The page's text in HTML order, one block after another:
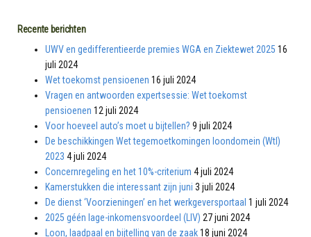
Recente berichten
UWV en gedifferentieerde premies WGA en Ziektewet 2025 16
juli 2024
Wet toekomst pensioenen 16 juli 2024
Vragen en antwoorden expertsessie: Wet toekomst
pensioenen 12 juli 2024
Voor hoeveel auto’s moet u bijtellen? 9 juli 2024
De beschikkingen Wet tegemoetkomingen loondomein (Wtl)
2023 4 juli 2024
Concernregeling en het 10%-criterium 4 juli 2024
Kamerstukken die interessant zijn juni 3 juli 2024
De dienst ‘Voorzieningen’ en het werkgeversportaal 1 juli 2024
2025 géén lage-inkomensvoordeel (LIV) 27 juni 2024
Loon, laadpaal en bijtelling van de zaak18 juni 2024